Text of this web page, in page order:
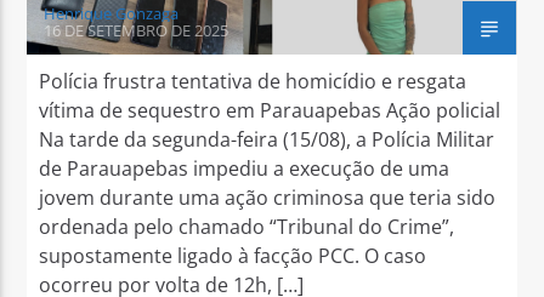
Henrique Gonzaga
16 DE SETEMBRO DE 2025
Polícia frustra tentativa de homicídio e resgata
vítima de sequestro em Parauapebas Ação policial
Na tarde da segunda-feira (15/08), a Polícia Militar
de Parauapebas impediu a execução de uma
jovem durante uma ação criminosa que teria sido
ordenada pelo chamado “Tribunal do Crime”,
supostamente ligado à facção PCC. O caso
ocorreu por volta de 12h, […]